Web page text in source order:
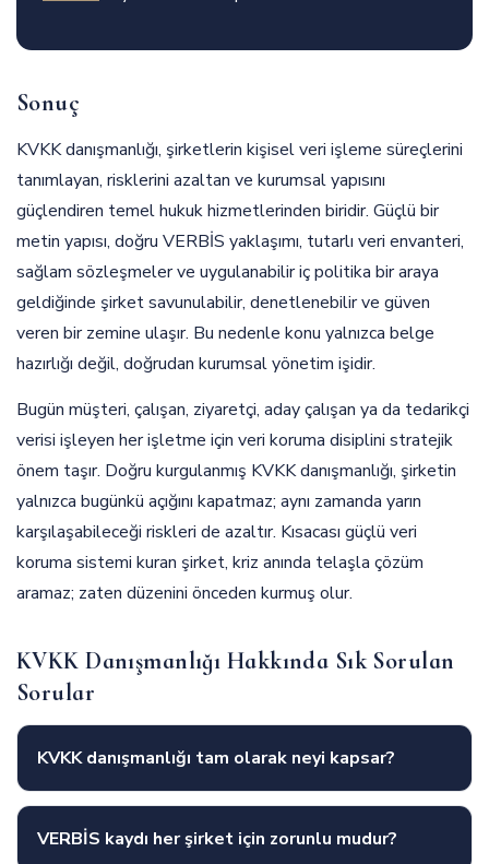
Sonuç
KVKK danışmanlığı, şirketlerin kişisel veri işleme süreçlerini
tanımlayan, risklerini azaltan ve kurumsal yapısını
güçlendiren temel hukuk hizmetlerinden biridir. Güçlü bir
metin yapısı, doğru VERBİS yaklaşımı, tutarlı veri envanteri,
sağlam sözleşmeler ve uygulanabilir iç politika bir araya
geldiğinde şirket savunulabilir, denetlenebilir ve güven
veren bir zemine ulaşır. Bu nedenle konu yalnızca belge
hazırlığı değil, doğrudan kurumsal yönetim işidir.
Bugün müşteri, çalışan, ziyaretçi, aday çalışan ya da tedarikçi
verisi işleyen her işletme için veri koruma disiplini stratejik
önem taşır. Doğru kurgulanmış KVKK danışmanlığı, şirketin
yalnızca bugünkü açığını kapatmaz; aynı zamanda yarın
karşılaşabileceği riskleri de azaltır. Kısacası güçlü veri
koruma sistemi kuran şirket, kriz anında telaşla çözüm
aramaz; zaten düzenini önceden kurmuş olur.
KVKK Danışmanlığı Hakkında Sık Sorulan
Sorular
KVKK danışmanlığı tam olarak neyi kapsar?
VERBİS kaydı her şirket için zorunlu mudur?